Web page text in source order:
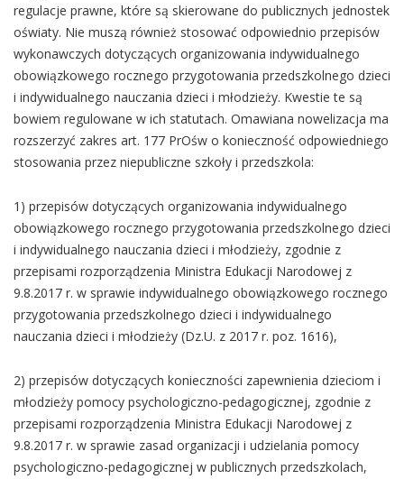
regulacje prawne, które są skierowane do publicznych jednostek
oświaty. Nie muszą również stosować odpowiednio przepisów
wykonawczych dotyczących organizowania indywidualnego
obowiązkowego rocznego przygotowania przedszkolnego dzieci
i indywidualnego nauczania dzieci i młodzieży. Kwestie te są
bowiem regulowane w ich statutach. Omawiana nowelizacja ma
rozszerzyć zakres art. 177 PrOśw o konieczność odpowiedniego
stosowania przez niepubliczne szkoły i przedszkola:
1) przepisów dotyczących organizowania indywidualnego
obowiązkowego rocznego przygotowania przedszkolnego dzieci
i indywidualnego nauczania dzieci i młodzieży, zgodnie z
przepisami rozporządzenia Ministra Edukacji Narodowej z
9.8.2017 r. w sprawie indywidualnego obowiązkowego rocznego
przygotowania przedszkolnego dzieci i indywidualnego
nauczania dzieci i młodzieży (Dz.U. z 2017 r. poz. 1616),
2) przepisów dotyczących konieczności zapewnienia dzieciom i
młodzieży pomocy psychologiczno-pedagogicznej, zgodnie z
przepisami rozporządzenia Ministra Edukacji Narodowej z
9.8.2017 r. w sprawie zasad organizacji i udzielania pomocy
psychologiczno-pedagogicznej w publicznych przedszkolach,